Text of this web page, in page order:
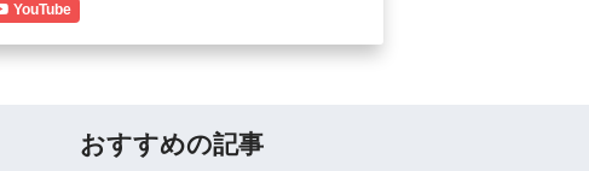
YouTube
おすすめの記事